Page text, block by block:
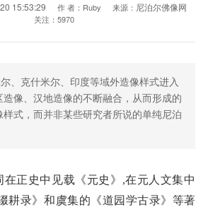
15:53:29 作 者： Ruby 来源： 尼泊尔佛像网
关注： 5970
、克什米尔、印度等域外造像样式进入
像、汉地造像的不断融合，从而形成的
式，而并非某些研究者所说的单纯尼泊
在正史中见载《元史》,在元人文集中
耕录》和虞集的《道园学古录》等著